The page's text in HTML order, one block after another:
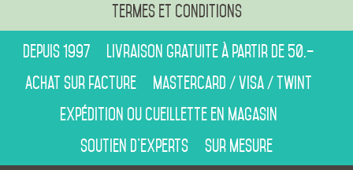
Termes et conditions
Depuis 1997
Livraison gratuite à partir de 50.–
Achat sur facture
Mastercard / Visa / Twint
Expédition ou cueillette en magasin
Soutien d’experts
Sur mesure